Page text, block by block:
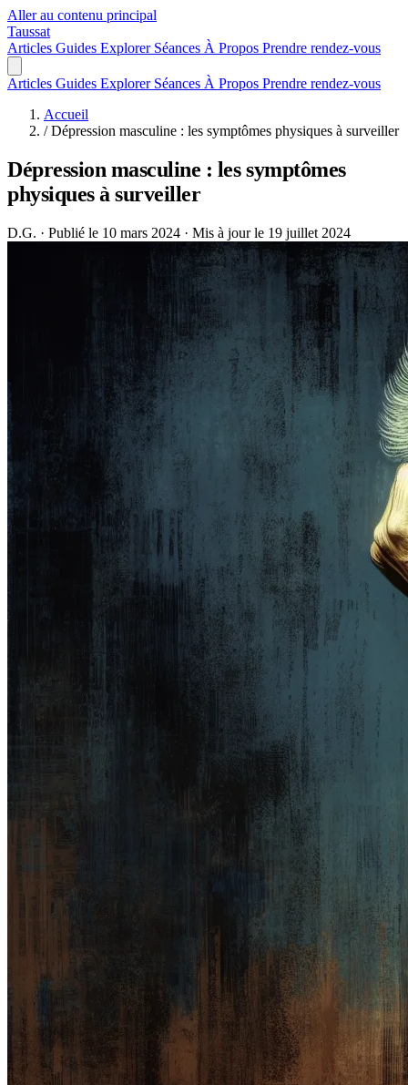
Aller au contenu principal
Taussat
Articles Guides Explorer Séances À Propos Prendre rendez-vous
Articles Guides Explorer Séances À Propos Prendre rendez-vous
Accueil
/ Dépression masculine : les symptômes physiques à surveiller
Dépression masculine : les symptômes
physiques à surveiller
D.G. · Publié le 10 mars 2024 · Mis à jour le 19 juillet 2024